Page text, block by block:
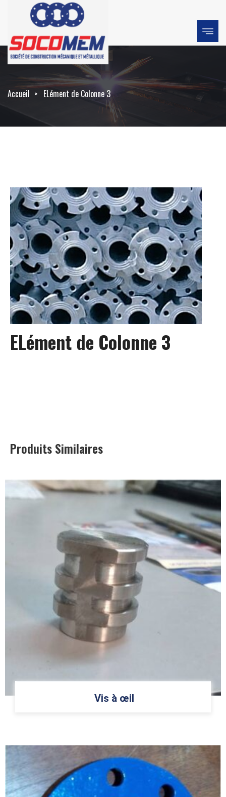
Accueil ELément de Colonne 3
ELément de Colonne 3
Produits Similaires
Vis à œil